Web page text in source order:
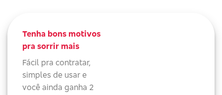
Tenha bons motivos
pra sorrir mais
Fácil pra contratar,
simples de usar e
você ainda ganha 2